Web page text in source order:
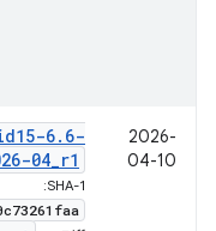
2026-
04-10
6. 6-
04_r1
SHA-1: